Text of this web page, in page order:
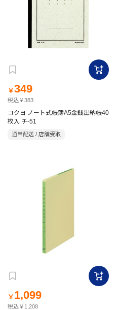
￥349
税込￥383
コクヨ ノート式帳簿A5金銭出納帳40
枚入 チ-51
通常配送 / 店舗受取
￥ 1,099
税込￥1,208